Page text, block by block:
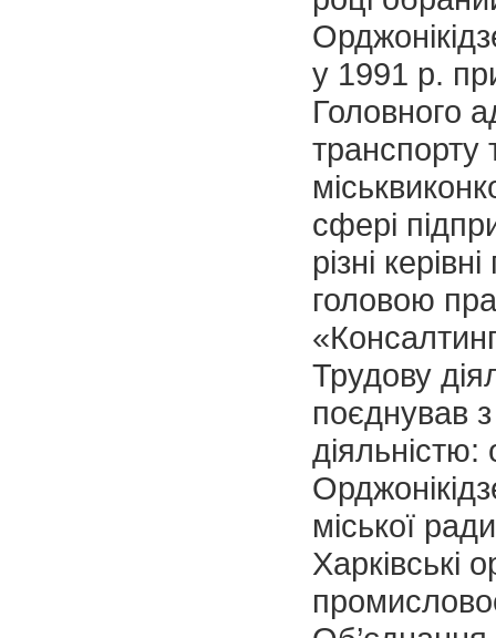
у 1991 р.
Головного
транспорту
сфері
різні
головою
Трудову
поєднував
міської
Харківські